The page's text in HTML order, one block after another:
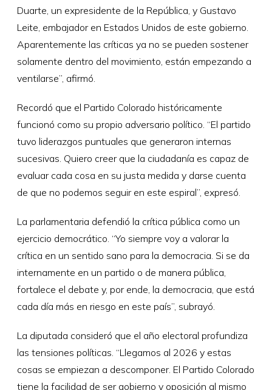
Duarte, un expresidente de la República, y Gustavo
Leite, embajador en Estados Unidos de este gobierno.
Aparentemente las críticas ya no se pueden sostener
solamente dentro del movimiento, están empezando a
ventilarse”, afirmó.
Recordó que el Partido Colorado históricamente
funcionó como su propio adversario político. “El partido
tuvo liderazgos puntuales que generaron internas
sucesivas. Quiero creer que la ciudadanía es capaz de
evaluar cada cosa en su justa medida y darse cuenta
de que no podemos seguir en este espiral”, expresó.
La parlamentaria defendió la crítica pública como un
ejercicio democrático. “Yo siempre voy a valorar la
crítica en un sentido sano para la democracia. Si se da
internamente en un partido o de manera pública,
fortalece el debate y, por ende, la democracia, que está
cada día más en riesgo en este país”, subrayó.
La diputada consideró que el año electoral profundiza
las tensiones políticas. “Llegamos al 2026 y estas
cosas se empiezan a descomponer. El Partido Colorado
tiene la facilidad de ser gobierno y oposición al mismo